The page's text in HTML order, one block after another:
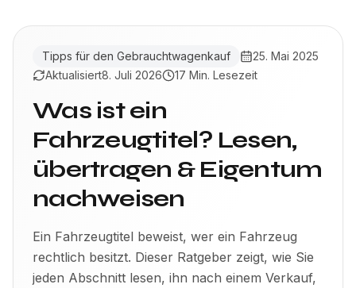
Tipps für den Gebrauchtwagenkauf
25. Mai 2025
Aktualisiert8. Juli 2026 17 Min. Lesezeit
Was ist ein
Fahrzeugtitel? Lesen,
übertragen & Eigentum
nachweisen
Ein Fahrzeugtitel beweist, wer ein Fahrzeug
rechtlich besitzt. Dieser Ratgeber zeigt, wie Sie
jeden Abschnitt lesen, ihn nach einem Verkauf,